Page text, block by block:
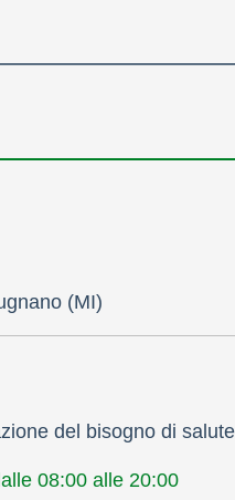
(MI)
del bisogno di
08:00 alle 20:00